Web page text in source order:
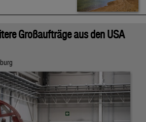
Großaufträge aus den USA